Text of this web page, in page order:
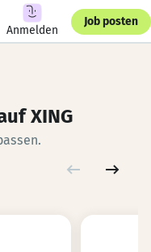
Anmelden
Job posten
XING